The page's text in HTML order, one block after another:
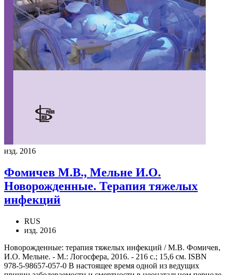
изд. 2016
Фомичев М.В., Мельне И.О.
Новорожденные. Терапия тяжелых
инфекций
RUS
изд. 2016
Новорожденные: терапия тяжелых инфекций / М.В. Фомичев,
И.О. Мельне. - М.: Логосфера, 2016. - 216 с.; 15,6 см. ISBN
978-5-98657-057-0 В настоящее время одной из ведущих